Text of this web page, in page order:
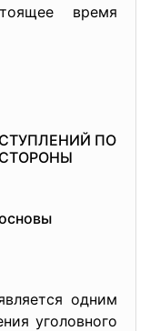
время
ПО
одним
уголовного